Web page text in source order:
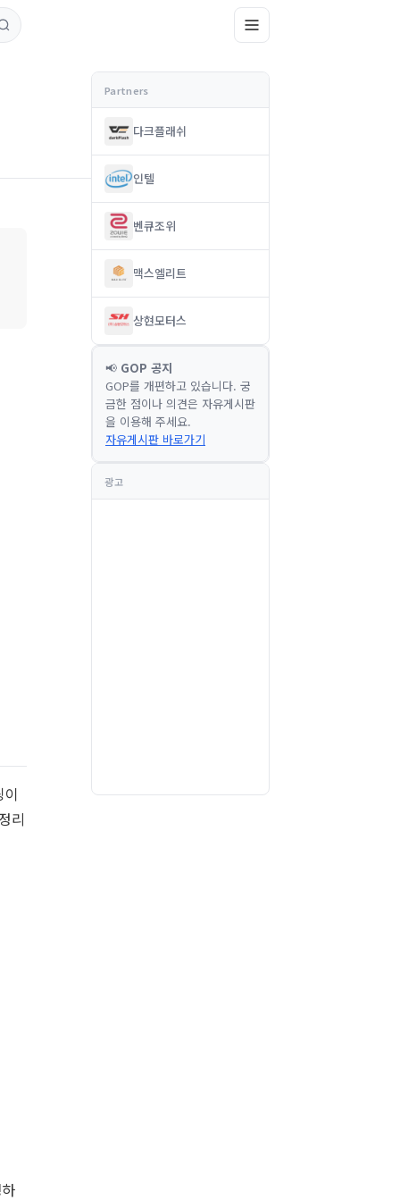
리
다크플래쉬
인텔
벤큐조위
맥스엘리트
상현모터스
📢 GOP 공지
GOP를 개편하고 있습니다. 궁
금한 점이나 의견은 자유게시판
을 이용해 주세요.
자유게시판 바로가기
광고